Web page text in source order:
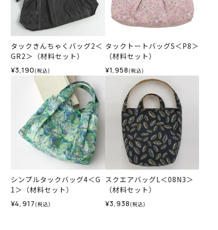
タックきんちゃくバッグ2＜
GR2＞（材料セット）
¥3,190 (税込)
タックトートバッグS＜P8＞
（材料セット）
¥1,958 (税込)
シンプルタックバッグ4＜G
1＞（材料セット）
¥4,917 (税込)
スクエアバッグL＜08N3＞
（材料セット）
¥3,938 (税込)